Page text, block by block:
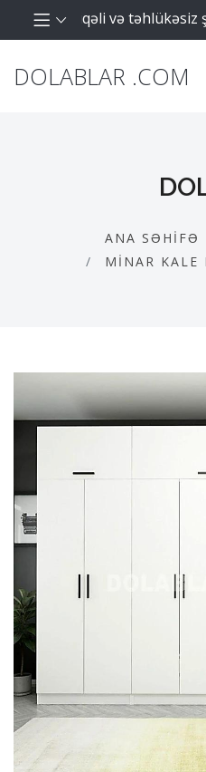
səliqəli və təhlükəsiz
DOLABLAR .COM
ANA SƏHIFƏ
MINAR KALE